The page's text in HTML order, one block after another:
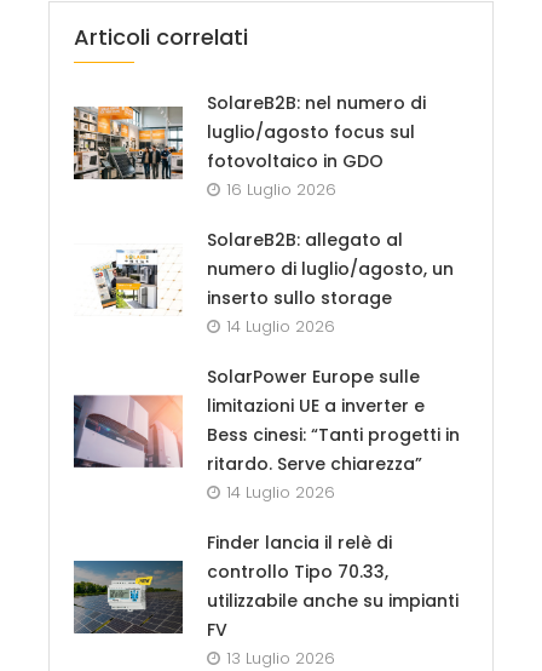
Articoli correlati
SolareB2B: nel numero di
luglio/agosto focus sul
fotovoltaico in GDO
16 Luglio 2026
SolareB2B: allegato al
numero di luglio/agosto, un
inserto sullo storage
14 Luglio 2026
SolarPower Europe sulle
limitazioni UE a inverter e
Bess cinesi: “Tanti progetti in
ritardo. Serve chiarezza”
14 Luglio 2026
Finder lancia il relè di
controllo Tipo 70.33,
utilizzabile anche su impianti
FV
13 Luglio 2026